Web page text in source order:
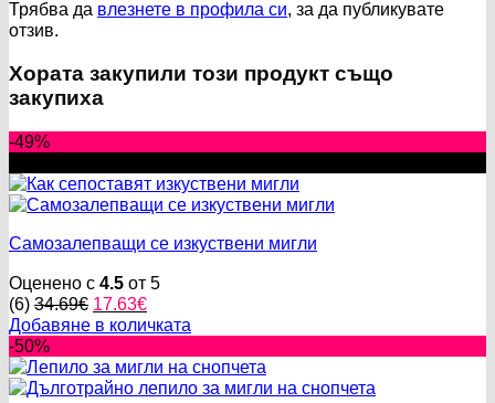
Трябва да влезнете в профила си, за да публикувате
отзив.
Хората закупили този продукт също
закупиха
-49%
Самозалепващи се изкуствени мигли
Оценено с 4.5 от 5
(6) 34.69€ Original
price
34.69€.
17.63€Текущата
цена
17.63€.
Добавяне в количката
-50%